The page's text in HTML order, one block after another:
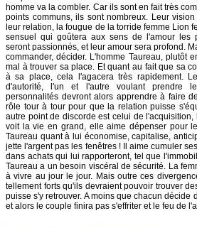
homme va la combler. Car ils sont en fait très
points communs, ils sont nombreux. Leur
leur relation, la fougue de la torride femme Lion
sensuel qui goûtera aux sens de l'amour les
seront passionnés, et leur amour sera profond.
commander, décider. L'homme Taureau, plutôt
mal à trouver sa place. Et quant au fait que sa
à sa place, cela l'agacera très rapidement.
d'autorité, l'un et l'autre voulant prendre
personnalités devront alors apprendre à faire
rôle tour à tour pour que la relation puisse
autre point de discorde est celui de
voit la vie en grand, elle aime dépenser pour
Taureau quant à lui économise, capitalise,
jette l'argent pas les fenêtres ! Il aime cumuler
dans achats qui lui rapporteront, tel que
Taureau a un besoin viscéral de sécurité. La
à vivre au jour le jour. Mais outre ces
tellement forts qu'ils devraient pouvoir trouver
puisse s'y retrouver. A moins que chacun décide
et alors le couple finira pas s'effriter et le feu de